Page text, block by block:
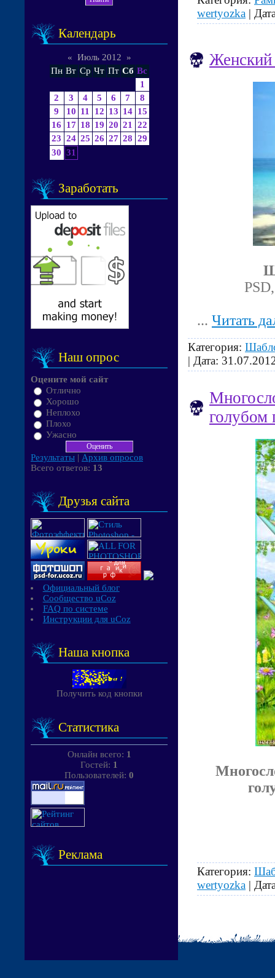
Календарь
« Июль 2012
»
Пн Вт Ср Чт Пт Сб Вс
1
2
3 4 5 6 7
8
9
10 11 12 13 14 15
16
17 18 19 20 21
22
23 24 25 26 27 28 29
30 31
Заработать
Наш опрос
Оцените мой сайт
Отлично
Хорошо
Неплохо
Плохо
Ужасно
Результаты | Архив опросов
Всего ответов: 13
Друзья сайта
Официальный блог
Сообщество uCoz
FAQ по системе
Инструкции для uCoz
Наша кнопка
Получить код кнопки
Статистика
Онлайн всего: 1
Гостей: 1
Пользователей: 0
Реклама
wertyozka |
... Читать
Категория:
| Дата:
голубом
Категория:
wertyozka |